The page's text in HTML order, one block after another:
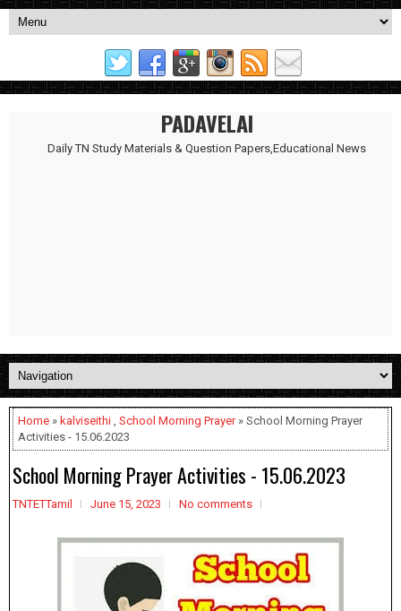
PADAVELAI
Daily TN Study Materials & Question Papers,Educational News
Home » kalviseithi , School Morning Prayer» School Morning Prayer
Activities - 15.06.2023
School Morning Prayer Activities - 15.06.2023
TNTETTamil June 15, 2023 No comments